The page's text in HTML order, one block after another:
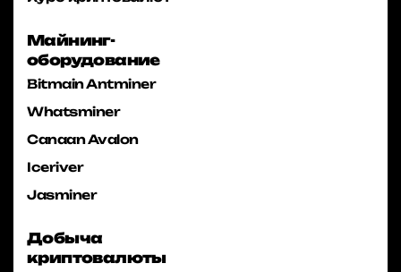
Майнинг-
оборудование
Bitmain Antminer
Whatsminer
Canaan Avalon
Iceriver
Jasminer
Добыча
криптовалюты